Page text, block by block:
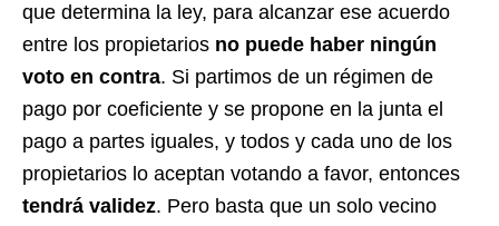
que determina la ley, para alcanzar ese acuerdo
entre los propietarios no puede haber ningún
voto en contra. Si partimos de un régimen de
pago por coeficiente y se propone en la junta el
pago a partes iguales, y todos y cada uno de los
propietarios lo aceptan votando a favor, entonces
tendrá validez. Pero basta que un solo vecino